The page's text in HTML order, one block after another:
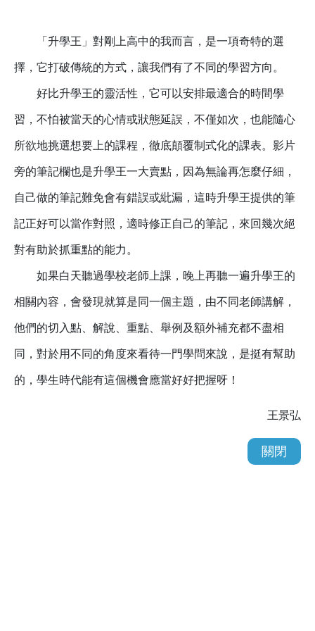
「升學王」對剛上高中的我而言，是一項奇特的選
擇，它打破傳統的方式，讓我們有了不同的學習方向。
好比升學王的靈活性，它可以安排最適合的時間學
習，不怕被當天的心情或狀態延誤，不僅如次，也能隨心
所欲地挑選想要上的課程，徹底顛覆制式化的課表。影片
旁的筆記欄也是升學王一大賣點，因為無論再怎麼仔細，
自己做的筆記難免會有錯誤或紕漏，這時升學王提供的筆
記正好可以當作對照，適時修正自己的筆記，來回幾次絕
對有助於抓重點的能力。
如果白天聽過學校老師上課，晚上再聽一遍升學王的
相關內容，會發現就算是同一個主題，由不同老師講解，
他們的切入點、解說、重點、舉例及額外補充都不盡相
同，對於用不同的角度來看待一門學問來說，是挺有幫助
的，學生時代能有這個機會應當好好把握呀！
王景弘
關閉